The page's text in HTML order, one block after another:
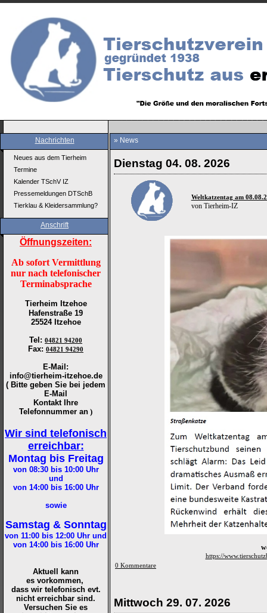
Nachrichten
Neues aus dem Tierheim
Termine
Kalender TSchV IZ
Pressemeldungen DTSchB
Tierklau & Kleidersammlung?
Anschrift
Öffnungszeiten:
Ab sofort Vermittlung
nur nach telefonischer
Terminabsprache
Tierheim Itzehoe
Hafenstraße 19
25524 Itzehoe
Tel : 04821 94200
Fax: 04821 94290
E-Mail:
info@tierheim-itzehoe.de
( Bitte geben Sie bei jedem
E-Mail
Kontakt Ihre
Telefonnummer an )
Wir sind telefonisch
erreichbar:
Montag bis Freitag
von 08:30 bis 10:00Uhr
und
von 14:00 bis 16:00Uhr
sowie
Samstag & Sonntag
von 11:00 bis 12:00 Uhr und
von 14:00 bis 16:00Uhr
Aktuell kann
es vorkommen,
dass wir telefonisch evt.
nicht erreichbar sind.
Versuchen Sie es
» News
Dienstag 04. 08. 2026
Weltkatzentag am
von Tierheim-IZ
https://
0 Kommentare
Mittwoch 29. 07. 2026